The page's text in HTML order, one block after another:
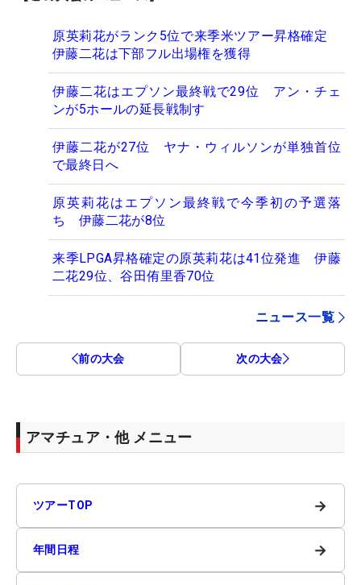
原英莉花がランク5位で来季米ツアー昇格確定
伊藤二花は下部フル出場権を獲得
伊藤二花はエプソン最終戦で29位 アン・チェ
ンが5ホールの延長戦制す
伊藤二花が27位 ヤナ・ウィルソンが単独首位
で最終日へ
原英莉花はエプソン最終戦で今季初の予選落
ち 伊藤二花が8位
来季LPGA昇格確定の原英莉花は41位発進 伊藤
二花29位、谷田侑里香70位
ニュース一覧
前の大会 次の大会
アマチュア・他 メニュー
ツアーTOP →
年間日程 →